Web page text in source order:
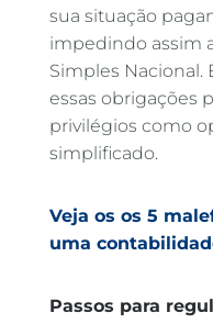
sua situação
impedindo assim
Simples
essas obrigações
privilégios como
simplificado.
Veja os os 5
uma
Passos para